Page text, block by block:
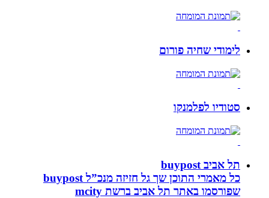
לימודי שחיה פורום
סטודיו לפלמנקו
תל אביב buypost
כל מאמרי התוכן שך גל חזיזה מנכ”ל buypost
שפורסמו באתר תל אביב ברשת mcity